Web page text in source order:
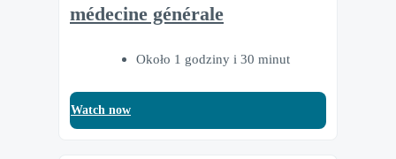
médecine générale
Około 1 godziny i 30 minut
Watch now